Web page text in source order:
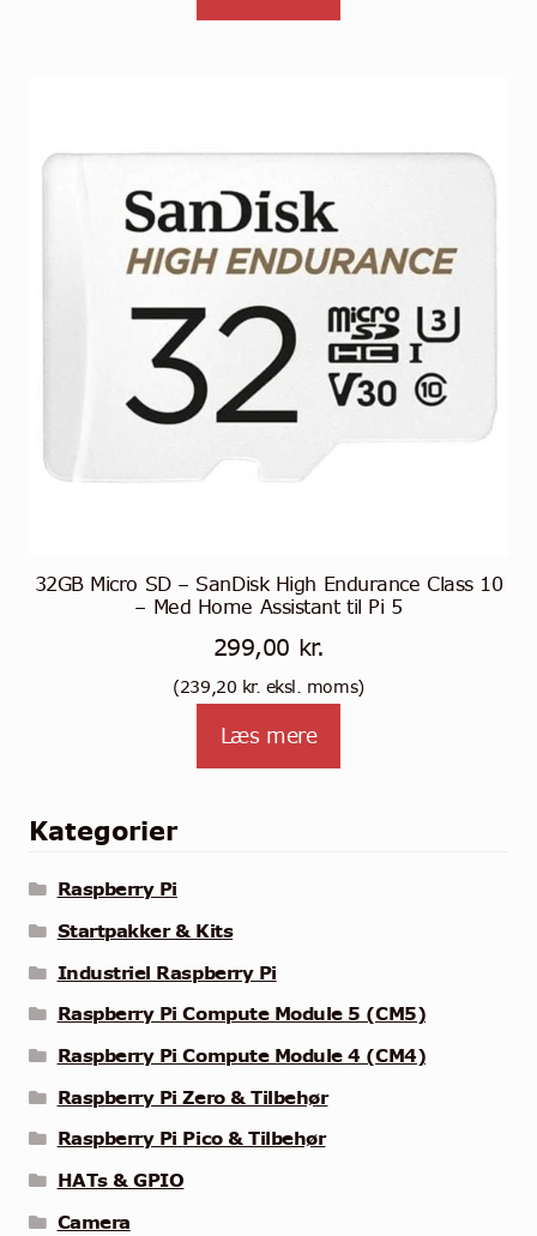
32GB Micro SD – SanDisk High Endurance Class 10
– Med Home Assistant til Pi 5
299,00 kr.
(239,20 kr. eksl. moms)
Læs mere
Kategorier
Raspberry Pi
Startpakker & Kits
Industriel Raspberry Pi
Raspberry Pi Compute Module 5 (CM5)
Raspberry Pi Compute Module 4 (CM4)
Raspberry Pi Zero & Tilbehør
Raspberry Pi Pico & Tilbehør
HATs & GPIO
Camera